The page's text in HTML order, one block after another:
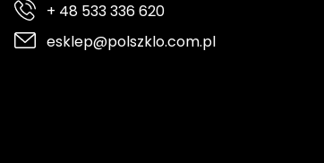
+ 48 533 336 620
esklep@polszklo.com.pl